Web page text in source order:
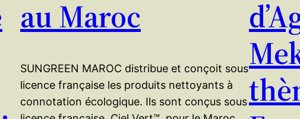
au Maroc
SUNGREEN MAROC distribue et conçoit sous
licence française les produits nettoyants à
connotation écologique. Ils sont conçus sous